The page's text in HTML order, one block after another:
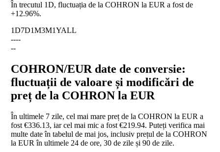
În trecutul 1D, fluctuația de la COHRON la EUR a fost de
+12.96%.
1D7D1M3M1YALL
----
--
COHRON/EUR date de conversie:
fluctuații de valoare și modificări de
preț de la COHRON la EUR
În ultimele 7 zile, cel mai mare preț de la COHRON la EUR a
fost €336.13, iar cel mai mic a fost €219.94. Puteți verifica mai
multe date în tabelul de mai jos, inclusiv prețul de la COHRON
la EUR în ultimele 24 de ore, 30 de zile și 90 de zile.